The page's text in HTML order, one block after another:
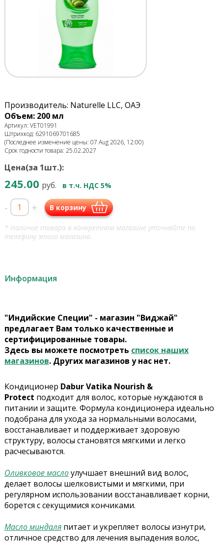
Производитель: Naturelle LLC, ОАЭ
Объем: 200 мл
Артикул: VET01991
Штрихкод: 6291069701685
(Последнее изменение цены: 07 Aug 2026, 12:00)
Срок годности товара: 25.02.2027
Цена(за 1шт.):
245.00 руб. в т.ч. НДС 5%
- + В корзину
* Наличие товара в конкретном магазине уточняйте по
телефону этого магазина.
Информация
"Индийские Специи" - магазин "Виджай"
предлагает Вам только качественные и
сертифицированные товары.
Здесь вы можете посмотреть список наших
магазинов. Других магазинов у нас нет.
Кондиционер Dabur Vatika Nourish &
Protect подходит для волос, которые нуждаются в
питании и защите. Формула кондиционера идеально
подобрана для ухода за нормальными волосами,
восстанавливает и поддерживает здоровую
структуру, волосы становятся мягкими и легко
расчесываются.
Оливковое маслоулучшает внешний вид волос,
делает волосы шелковистыми и мягкими, при
регулярном использовании восстанавливает корни,
борется с секущимися кончиками.
Масло миндаляпитает и укрепляет волосы изнутри,
отличное средство для лечения выпадения волос,